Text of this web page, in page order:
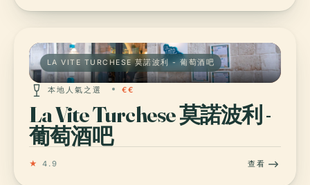
LA VITE TURCHESE 莫諾波利 - 葡萄酒吧
本地人氣之選 €€
La Vite Turchese 莫諾波利 -
葡萄酒吧
★ 4.9 查看